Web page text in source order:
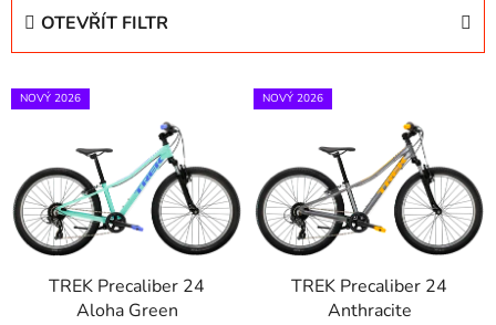
p
d
u
k
OTEVŘÍT FILTR
V
ý
s
p
NOVÝ 2026
TREK Precaliber 24
Aloha Green
NOVÝ 2026
TREK Precaliber 24
Anthracite